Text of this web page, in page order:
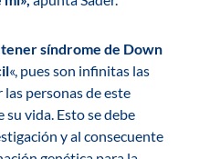
tener síndrome de Down
«, pues son infinitas las
personas de este
vida. Esto se debe
y al consecuente